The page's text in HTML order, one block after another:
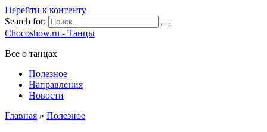
Перейти к контенту
Search for:
Chocoshow.ru - Танцы
Все о танцах
Полезное
Направления
Новости
Главная » Полезное